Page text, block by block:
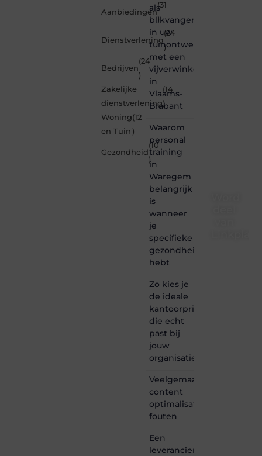
Aanbiedingen
(31
)
Dienstverlening
(24
)
Bedrijven
(24
)
Zakelijke
dienstverlening
(14
)
Woning
en Tuin
(12
)
Gezondheid
(10
)
als
blikvanger
in uw
tuinontwerp
met een
vijverwinkel
in
Vlaams-
Brabant
Waarom
personal
training
in
Waregem
belangrijk
is
wanneer
je
specifieke
gezondheidsdoelen
hebt
Zo kies je
de ideale
kantoorprinter
die echt
past bij
jouw
organisatie
Veelgemaakte
content
optimalisatie
fouten
Een
leverancier